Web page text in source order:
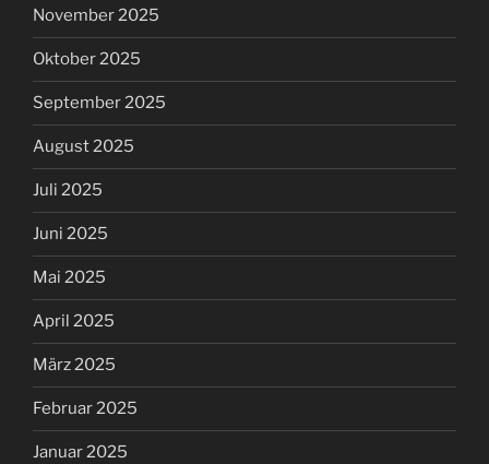
November 2025
Oktober 2025
September 2025
August 2025
Juli 2025
Juni 2025
Mai 2025
April 2025
März 2025
Februar 2025
Januar 2025